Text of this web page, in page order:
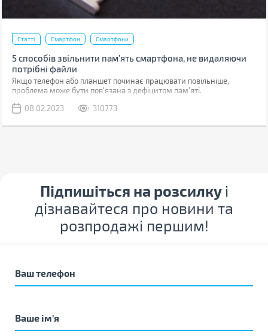
Статті Смартфон Смартфони
5 способів звільнити пам’ять смартфона, не видаляючи
потрібні файли
Якщо телефон або планшет починає працювати повільніше,
проблема може бути пов'язана з дефіцитом пам'яті.
08.02.2023
310773
Підпишіться на розсилку і
дізнавайтеся про новини та
розпродажі першим!